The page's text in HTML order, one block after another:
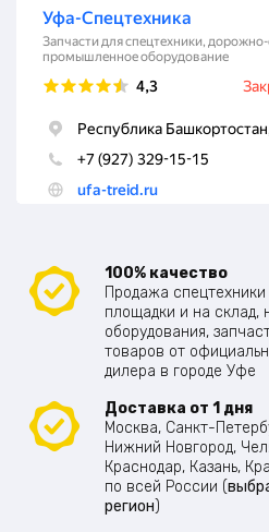
100% качество
Продажа спецтехники
площадки и на склад,
оборудования,
товаров от
дилера в городе Уфе
Доставка от 1 дня
Москва, Санкт-
Нижний Новгород,
Краснодар, Казань,
по всей России (
регион)